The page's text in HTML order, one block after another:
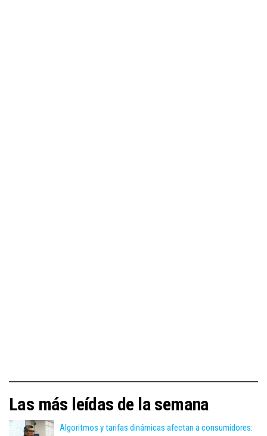
Las más leídas de la semana
Algoritmos y tarifas dinámicas afectan a consumidores: